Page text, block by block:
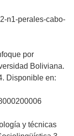
n1-perales-cabo-
por
Boliviana.
Disponible en:
y técnicas